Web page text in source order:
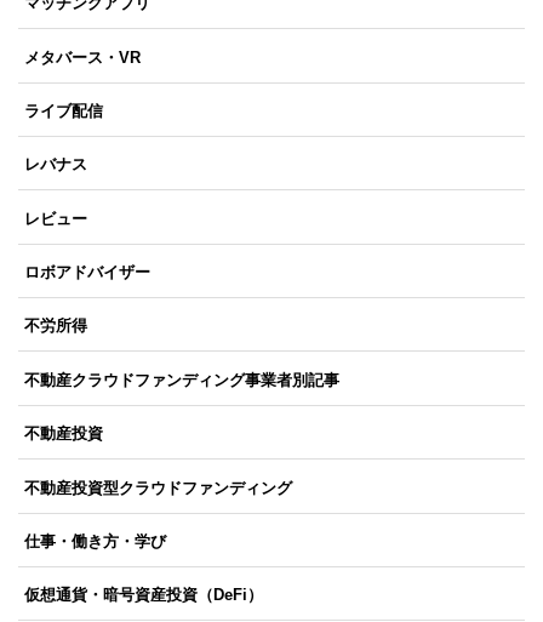
メタバース・VR
ライブ配信
レバナス
レビュー
ロボアドバイザー
不労所得
不動産クラウドファンディング事業者別記事
不動産投資
不動産投資型クラウドファンディング
仕事・働き方・学び
仮想通貨・暗号資産投資（DeFi）